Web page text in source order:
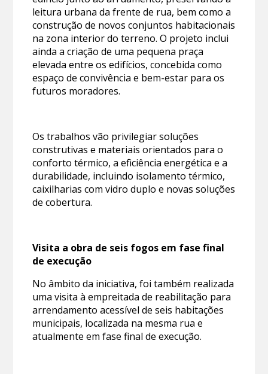
leitura urbana da frente de rua, bem como a
construção de novos conjuntos habitacionais
na zona interior do terreno. O projeto inclui
ainda a criação de uma pequena praça
elevada entre os edifícios, concebida como
espaço de convivência e bem-estar para os
futuros moradores.
Os trabalhos vão privilegiar soluções
construtivas e materiais orientados para o
conforto térmico, a eficiência energética e a
durabilidade, incluindo isolamento térmico,
caixilharias com vidro duplo e novas soluções
de cobertura.
Visita a obra de seis fogos em fase final
de execução
No âmbito da iniciativa, foi também realizada
uma visita à empreitada de reabilitação para
arrendamento acessível de seis habitações
municipais, localizada na mesma rua e
atualmente em fase final de execução.